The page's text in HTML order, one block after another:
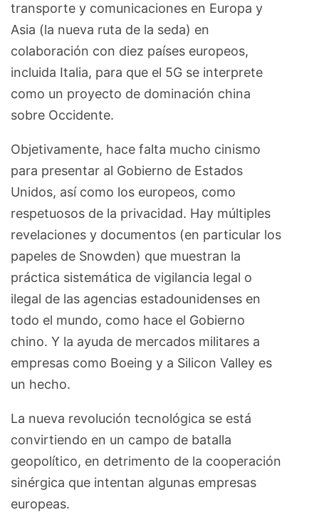
transporte y comunicaciones en Europa y
Asia (la nueva ruta de la seda) en
colaboración con diez países europeos,
incluida Italia, para que el 5G se interprete
como un proyecto de dominación china
sobre Occidente.
Objetivamente, hace falta mucho cinismo
para presentar al Gobierno de Estados
Unidos, así como los europeos, como
respetuosos de la privacidad. Hay múltiples
revelaciones y documentos (en particular los
papeles de Snowden) que muestran la
práctica sistemática de vigilancia legal o
ilegal de las agencias estadounidenses en
todo el mundo, como hace el Gobierno
chino. Y la ayuda de mercados militares a
empresas como Boeing y a Silicon Valley es
un hecho.
La nueva revolución tecnológica se está
convirtiendo en un campo de batalla
geopolítico, en detrimento de la cooperación
sinérgica que intentan algunas empresas
europeas.